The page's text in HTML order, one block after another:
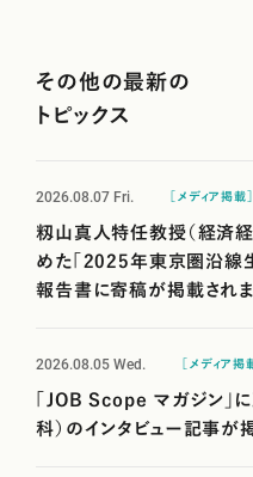
その他の最新の
トピックス
2026.08.07 Fri. ［メディア掲載］
籾山真人特任教授（経済
めた「2025年東京圏沿線
報告書に寄稿が掲載され
2026.08.05Wed. ［メディア掲載
「JOB Scope マガジン」
科）のインタビュー記事が